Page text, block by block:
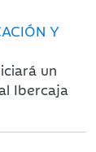
Y
un
Ibercaja